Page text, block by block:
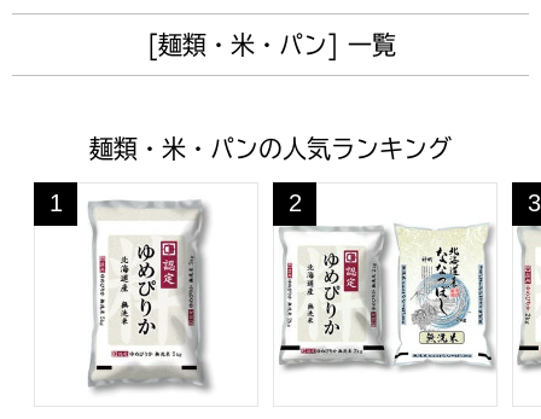
[麺類・米・パン] 一覧
麺類・米・パンの人気ランキング
【令和7年産】【無洗米】北海道産 ゆめぴりか 5kg【KN】
1
位
神明 【令和7年産】【無洗米
2
位 3
位